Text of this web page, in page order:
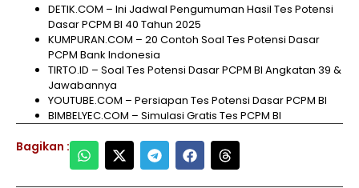
DETIK.COM – Ini Jadwal Pengumuman Hasil Tes Potensi
Dasar PCPM BI 40 Tahun 2025
KUMPURAN.COM – 20 Contoh Soal Tes Potensi Dasar
PCPM Bank Indonesia
TIRTO.ID – Soal Tes Potensi Dasar PCPM BI Angkatan 39 &
Jawabannya
YOUTUBE.COM – Persiapan Tes Potensi Dasar PCPM BI
BIMBELYEC.COM – Simulasi Gratis Tes PCPM BI
Bagikan :